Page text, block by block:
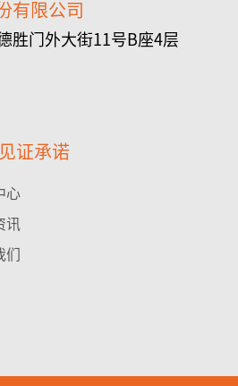
有限公司
胜门外大街11号B座4层
证承诺
心
讯